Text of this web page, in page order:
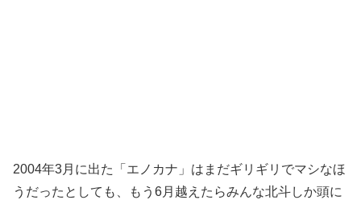
2004年3月に出た「エノカナ」はまだギリギリでマシなほ
うだったとしても、もう 6月越えたらみんな北斗しか頭に